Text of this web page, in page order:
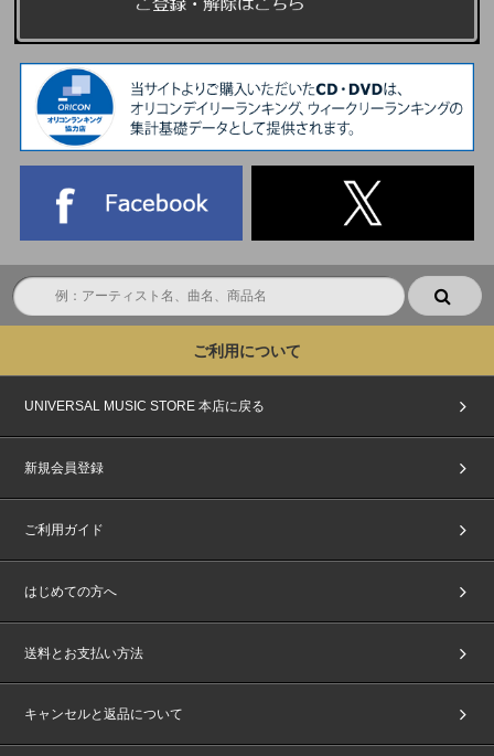
ご利用について
UNIVERSAL MUSIC STORE 本店に戻る
新規会員登録
ご利用ガイド
はじめての方へ
送料とお支払い方法
キャンセルと返品について